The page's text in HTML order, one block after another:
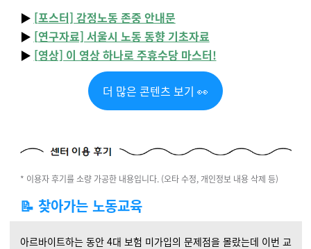
▶️ [포스터] 감정노동 존중 안내문
▶️ [연구자료] 서울시 노동 동향 기초자료
▶️ [영상] 이 영상 하나로 주휴수당 마스터!
더 많은 콘텐츠 보기 👀
* 이용자 후기를 소량 가공한 내용입니다. (오타 수정, 개인정보 내용 삭제 등)
📝 찾아가는 노동교육
아르바이트하는 동안 4대 보험 미가입의 문제점을 몰랐는데 이번 교